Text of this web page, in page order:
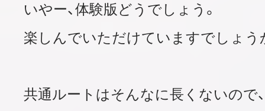
いやー、体験版どうでしょう。
楽しんでいただけていますでしょう
共通ルートはそんなに長くないので